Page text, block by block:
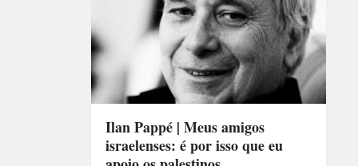
Ilan Pappé | Meus amigos
israelenses: é por isso que eu